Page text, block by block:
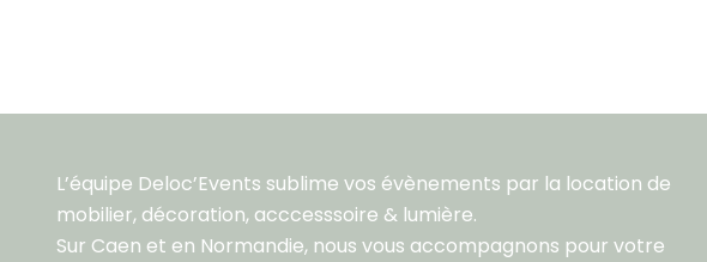
L’équipe Deloc’Events sublime vos évènements par la location de
mobilier, décoration, acccesssoire & lumière.
Sur Caen et en Normandie, nous vous accompagnons pour votre